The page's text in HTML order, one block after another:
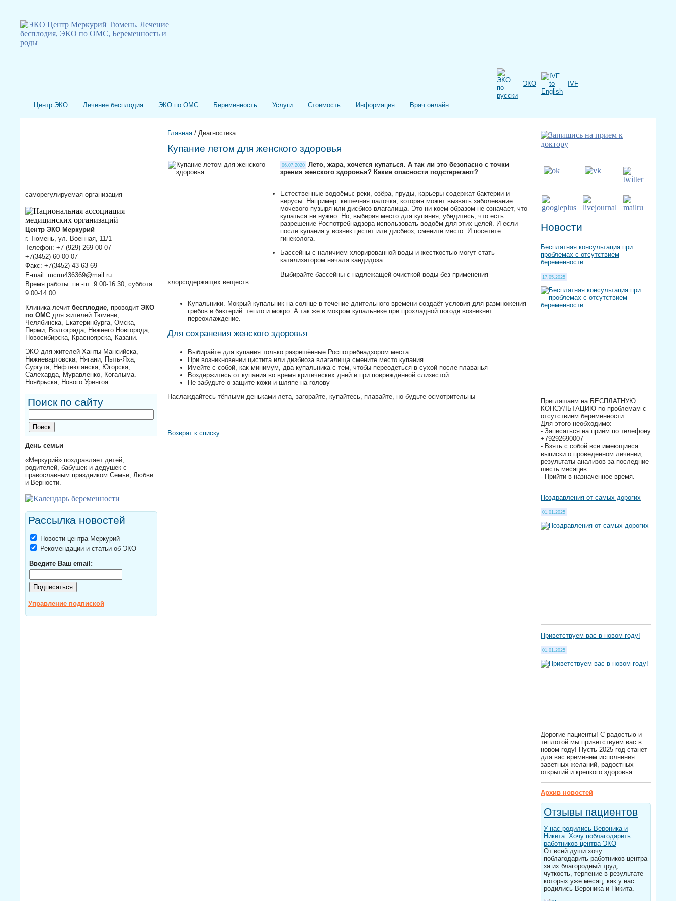
ЭКО IVF
Центр ЭКО Лечение бесплодия ЭКО по ОМС Беременность Услуги Стоимость Информация Врач онлайн
саморегулируемая организация
Центр ЭКО Меркурий
г. Тюмень, ул. Военная, 11/1
Телефон: +7 (929) 269-00-07
+7(3452) 60-00-07
Факс: +7(3452) 43-63-69
E-mail: mcrm436369@mail.ru
Время работы: пн.-пт. 9.00-16.30, суббота
9.00-14.00
Клиника лечит бесплодие , проводит ЭКО
по ОМС для жителей Тюмени,
Челябинска, Екатеринбурга, Омска,
Перми, Волгограда, Нижнего Новгорода,
Новосибирска, Красноярска, Казани.
ЭКО для жителей Ханты-Мансийска,
Нижневартовска, Нягани, Пыть-Яха,
Сургута, Нефтеюганска, Югорска,
Салехарда, Муравленко, Когалыма.
Ноябрьска, Нового Уренгоя
Поиск по сайту
День семьи
«Меркурий» поздравляет детей,
родителей, бабушек и дедушек с
православным праздником Семьи, Любви
и Верности.
Рассылка новостей
Новости центра Меркурий
Рекомендации и статьи об ЭКО
Введите Ваш email:
Управление подпиской
Главная / Диагностика
Купание летом для женского здоровья
06.07.2020
Лето, жара, хочется купаться. А так ли это безопасно с точки
зрения женского здоровья? Какие опасности подстерегают?
Естественные водоёмы: реки, озёра, пруды, карьеры содержат бактерии и
вирусы. Например: кишечная палочка, которая может вызвать заболевание
мочевого пузыря или дисбиоз влагалища. Это ни коем образом не означает, что
купаться не нужно. Но, выбирая место для купания, убедитесь, что есть
разрешение Роспотребнадзора использовать водоём для этих целей. И если
после купания у возник цистит или дисбиоз, смените место. И посетите
гинеколога.⠀
Бассейны с наличием хлорированной воды и жесткостью могут стать
катализатором начала кандидоза.⠀
Выбирайте бассейны с надлежащей очисткой воды без применения
хлорсодержащих веществ⠀
Купальники. Мокрый купальник на солнце в течение длительного времени создаёт условия для размножения
грибов и бактерий: тепло и мокро. А так же в мокром купальнике при прохладной погоде возникнет
переохлаждение.⠀
Для сохранения женского здоровья⠀
Выбирайте для купания только разрешённые Роспотребнадзором места⠀
При возникновении цистита или дизбиоза влагалища смените место купания⠀
Имейте с собой, как минимум, два купальника с тем, чтобы переодеться в сухой после плаванья⠀
Воздержитесь от купания во время критических дней и при повреждённой слизистой⠀
Не забудьте о защите кожи и шляпе на голову⠀
Наслаждайтесь тёплыми деньками лета, загорайте, купайтесь, плавайте, но будьте осмотрительны⠀
Возврат к списку
Новости
Бесплатная консультация при
проблемах с отсутствием
беременности
17.05.2025
Приглашаем на БЕСПЛАТНУЮ
КОНСУЛЬТАЦИЮ по проблемам с
отсутствием беременности.
Для этого необходимо:
- Записаться на приём по телефону
+79292690007
- Взять с собой все имеющиеся
выписки о проведенном лечении,
результаты анализов за последние
шесть месяцев.
- Прийти в назначенное время.
Поздравления от самых дорогих
01.01.2025
Приветствуем вас в новом году!
01.01.2025
Дорогие пациенты! С радостью и
теплотой мы приветствуем вас в
новом году! Пусть 2025 год станет
для вас временем исполнения
заветных желаний, радостных
открытий и крепкого здоровья.
Архив новостей
Отзывы пациентов
У нас родились Вероника и
Никита. Хочу поблагодарить
работников центра ЭКО
От всей души хочу
поблагодарить работников центра
за их благородный труд,
чуткость, терпение в результате
которых уже месяц, как у нас
родились Вероника и Никита.